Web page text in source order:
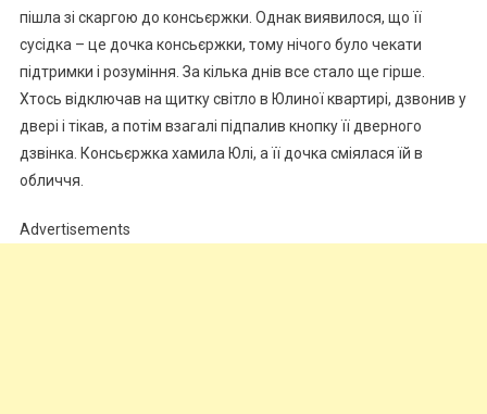
пішла зі скаргою до консьєржки. Однак виявилося, що її
сусідка – це дочка консьєржки, тому нічого було чекати
підтримки і розуміння. За кілька днів все стало ще гірше.
Хтось відключав на щитку світло в Юлиної квартирі, дзвонив у
двері і тікав, а потім взагалі підпалив кнопку її дверного
дзвінка. Консьєржка хамила Юлі, а її дочка сміялася їй в
обличчя.
Advertisements